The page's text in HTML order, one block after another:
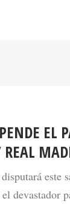
EL
este
devastador